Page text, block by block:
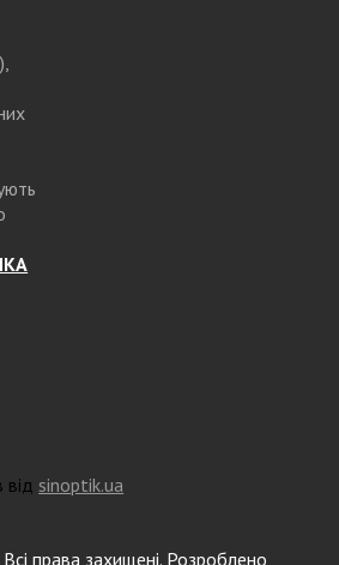
sinoptik.ua
Всі права захищені. Розроблено